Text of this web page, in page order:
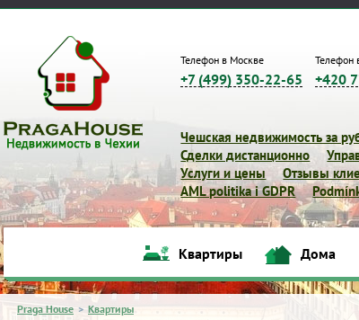
Телефон в Москве
+7 (499) 350-22-65
Телефон
+420
Чешская недвижимость за
Сделки дистанционно
Услуги и цены
Отзывы
AML politika i GDPR
Квартиры Дома
Квартиры Дома
Praga House > Квартиры